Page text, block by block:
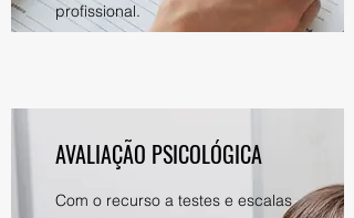
profissional.
AVALIAÇÃO PSICOLÓGICA
Com o recurso a testes e escalas